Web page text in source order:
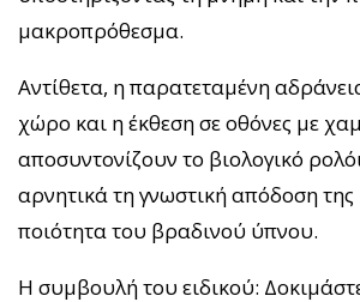
μακροπρόθεσμα.
Αντίθετα, η παρατεταμένη
χώρο και η έκθεση σε οθόνες με
αποσυντονίζουν το βιολογικό
αρνητικά τη γνωστική απόδοση
ποιότητα του βραδινού ύπνου.
Η συμβουλή του ειδικού: